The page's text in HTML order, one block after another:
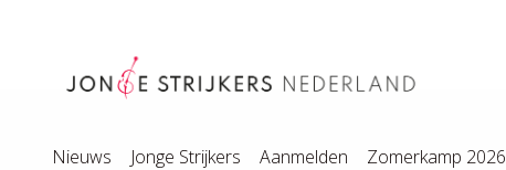
Nieuws Jonge Strijkers Aanmelden Zomerkamp 2026